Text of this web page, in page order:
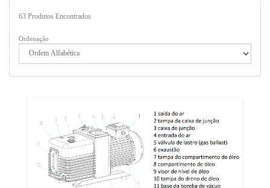
63 Produtos Encontrados
Ordenação